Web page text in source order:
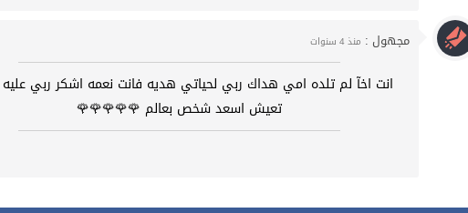
مجهول : منذ 4 سنوات
انت اخآ لم تلده امي هداك ربي لحياتي هديه فانت نعمه اشكر ربي
تعيش اسعد شخص بعالم 🌹🌹🌹🌹🌹